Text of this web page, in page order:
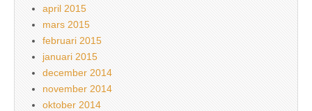
april 2015
mars 2015
februari 2015
januari 2015
december 2014
november 2014
oktober 2014